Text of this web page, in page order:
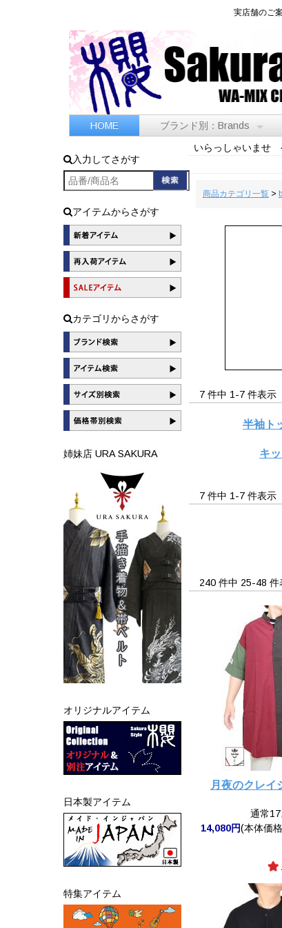
実店舗のご
HOME ブランド別：Brands
入力してさがす
アイテムからさがす
カテゴリからさがす
姉妹店 URA SAKURA
オリジナルアイテム
日本製アイテム
特集アイテム
いらっしゃいませ
商品カテゴリ一覧>
7 件中 1-7 件表示
半袖ト
キ
7 件中 1-7 件表示
240 件中 25-48
月夜のクレ
通常
14,080円(本体価